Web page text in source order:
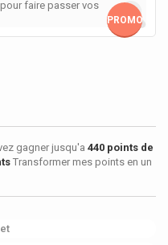
PROMO!
gagner jusqu'a 440 points de
Transformer mes points en un